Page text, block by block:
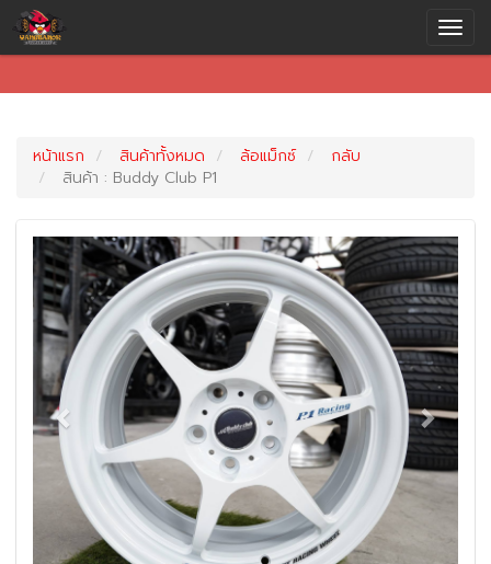
หน้าแรก สินค้าทั้งหมด ล้อแม็กซ์
กลับ
สินค้า : Buddy Club P1
Previous Next